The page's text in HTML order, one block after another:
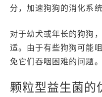
分，加速狗狗的消化系统
对于幼犬或年长的狗狗
适。由于有些狗狗可能
免它们吞咽困难的问题。
颗粒型益生菌的